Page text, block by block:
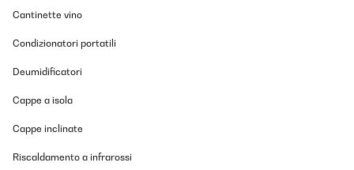
Cantinette vino
Condizionatori portatili
Deumidificatori
Cappe a isola
Cappe inclinate
Riscaldamento a infrarossi